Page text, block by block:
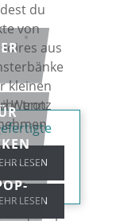
du
von
aus
kleinen
LESEN
ihr trotz
LESEN
in